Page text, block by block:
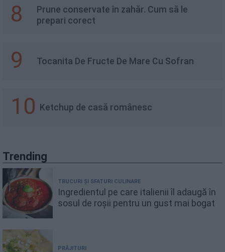
8
Prune conservate în zahăr. Cum să le
prepari corect
9 Tocanita De Fructe De Mare Cu Sofran
10 Ketchup de casă românesc
Trending
TRUCURI ȘI SFATURI CULINARE
Ingredientul pe care italienii îl adaugă în
sosul de roșii pentru un gust mai bogat
PRĂJITURI